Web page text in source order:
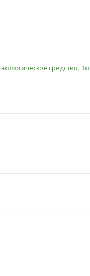
экологическое средство,